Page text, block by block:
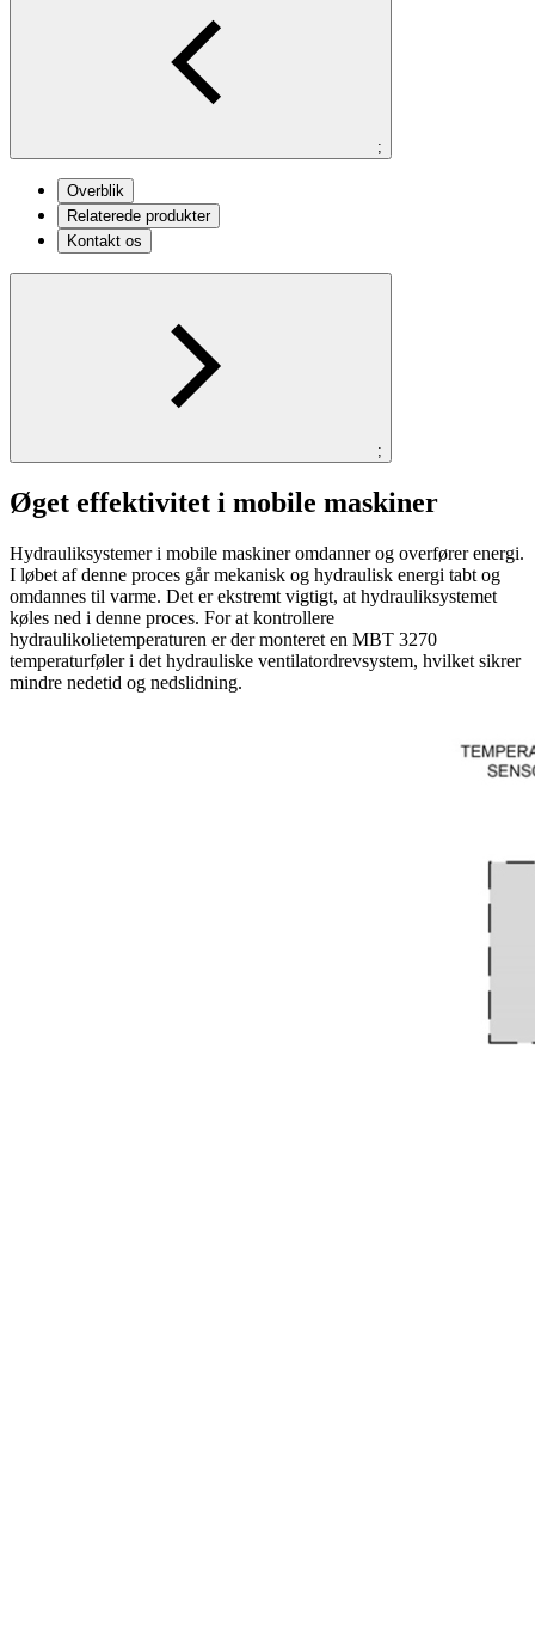
;
Overblik
Relaterede produkter
Kontakt os
;
Øget effektivitet i mobile maskiner
Hydrauliksystemer i mobile maskiner omdanner og overfører energi.
I løbet af denne proces går mekanisk og hydraulisk energi tabt og
omdannes til varme. Det er ekstremt vigtigt, at hydrauliksystemet
køles ned i denne proces. For at kontrollere
hydraulikolietemperaturen er der monteret en MBT 3270
temperaturføler i det hydrauliske ventilatordrevsystem, hvilket sikrer
mindre nedetid og nedslidning.